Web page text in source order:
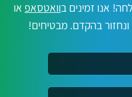
אנו זמינים בוואטסאפ או
בהקדם. מבטיחים!